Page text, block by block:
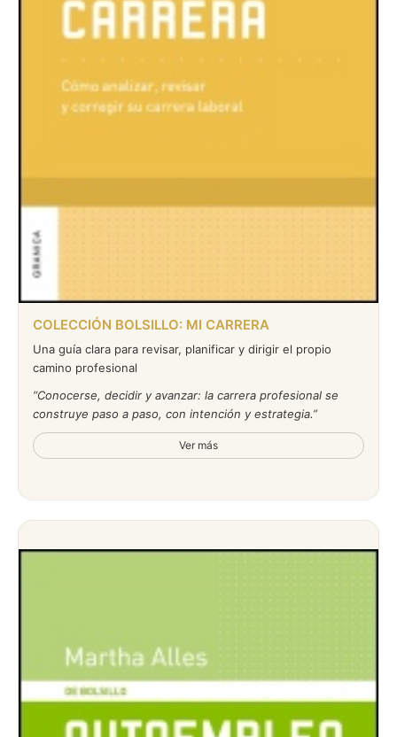
COLECCIÓN BOLSILLO: MI CARRERA
Una guía clara para revisar, planificar y dirigir el propio
camino profesional
Conocerse, decidir y avanzar: la carrera profesional se
construye paso a paso, con intención y estrategia.
Ver más